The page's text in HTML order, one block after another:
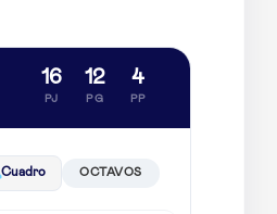
16
PJ
12
PG
4
PP
Cuadro OCTAVOS